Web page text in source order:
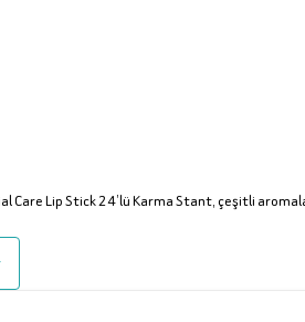
Care Lip Stick 24’lü Karma Stant, çeşitli